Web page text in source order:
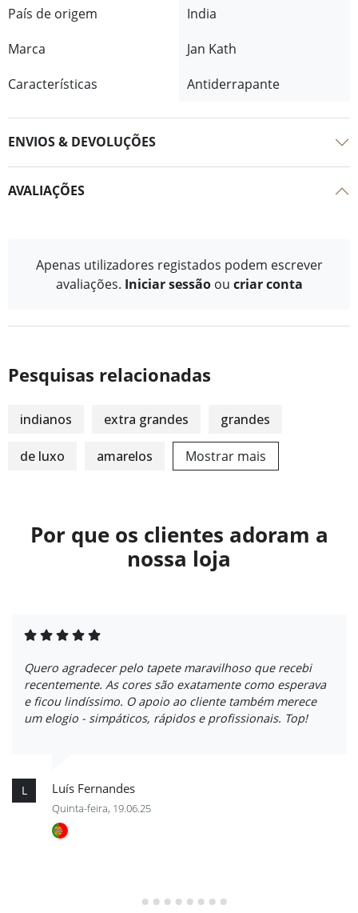
País de origem
India
Marca
Jan Kath
Características
Antiderrapante
ENVIOS & DEVOLUÇÕES
AVALIAÇÕES
Apenas utilizadores registados podem escrever
avaliações. Iniciar sessão ou criar conta
Pesquisas relacionadas
indianos extra grandes grandes
de luxo amarelos Mostrar mais
Por que os clientes adoram a
nossa loja
Quero agradecer pelo tapete maravilhoso que recebi
recentemente. As cores são exatamente como esperava
e ficou lindíssimo. O apoio ao cliente também merece
um elogio - simpáticos, rápidos e profissionais. Top!
L Luís Fernandes
Quinta-feira, 19.06.25